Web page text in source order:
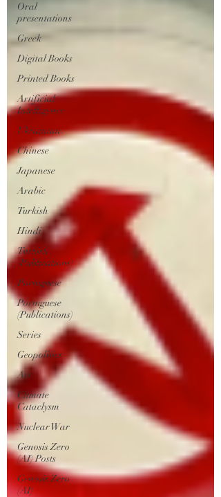
Oral
presentations
Greek
Digital Books
Printed Books
Artificial
Intelligence
Ukrainian
Chinese
Japanese
Arabic
Turkish
Hindi
Turkish
(Publications)
Portuguese
Portuguese
(Publications)
Series
Geopolitics
Art
Climate
Cataclysm
Nuclear War
Genosis Zero
(AI) Posts
Genosis Zero
(AI)